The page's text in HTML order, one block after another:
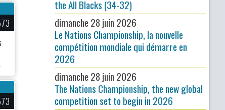
the All Blacks (34-32)
dimanche 28 juin 2026
Le Nations Championship, la nouvelle
compétition mondiale qui démarre en
2026
dimanche 28 juin 2026
The Nations Championship, the new global
competition set to begin in 2026